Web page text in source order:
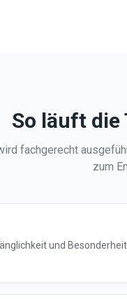
So läuft die
fachgerecht
zum
und